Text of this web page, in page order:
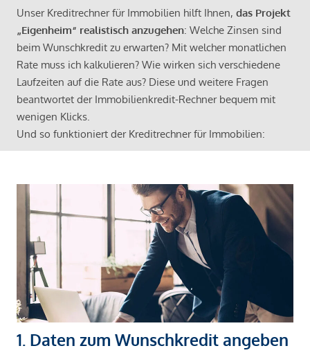
Unser Kreditrechner für Immobilien hilft Ihnen, das Projekt
„Eigenheim“ realistisch anzugehen: Welche Zinsen sind
beim Wunschkredit zu erwarten? Mit welcher monatlichen
Rate muss ich kalkulieren? Wie wirken sich verschiedene
Laufzeiten auf die Rate aus? Diese und weitere Fragen
beantwortet der Immobilienkredit-Rechner bequem mit
wenigen Klicks.
Und so funktioniert der Kreditrechner für Immobilien:
1. Daten zum Wunschkredit angeben